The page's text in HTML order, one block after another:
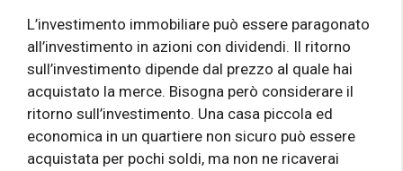
L’investimento immobiliare può essere paragonato
all’investimento in azioni con dividendi. Il ritorno
sull’investimento dipende dal prezzo al quale hai
acquistato la merce. Bisogna però considerare il
ritorno sull’investimento. Una casa piccola ed
economica in un quartiere non sicuro può essere
acquistata per pochi soldi, ma non ne ricaverai